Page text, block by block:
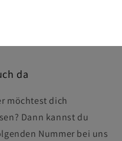
da
möchtest dich
Dann kannst du
Nummer bei uns